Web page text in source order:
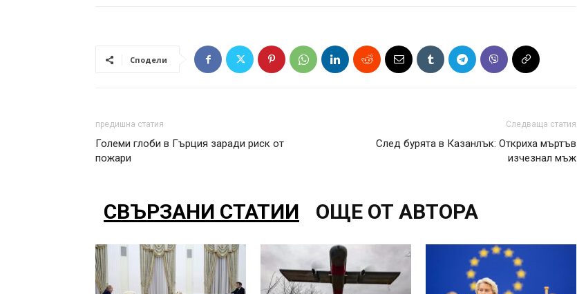
Сподели
предишна статия
Големи глоби в Гърция заради риск от
пожари
Следваща статия
След бурята в Казанлък: Откриха мъртъв
изчезнал мъж
СВЪРЗАНИ СТАТИИ ОЩЕ ОТ АВТОРА